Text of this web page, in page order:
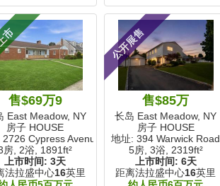
市
售$69万9
East Meadow, NY
房子 HOUSE
Cypress Avenue
房, 2浴, 1891ft²
上市时间:3天
法拉盛中心16英里
公开展售
售$85万
长岛 East Meadow, NY
房子 HOUSE
地址: 394 Warwick Road
5房, 3浴, 2319ft²
上市时间: 6天
距离法拉盛中心16英里